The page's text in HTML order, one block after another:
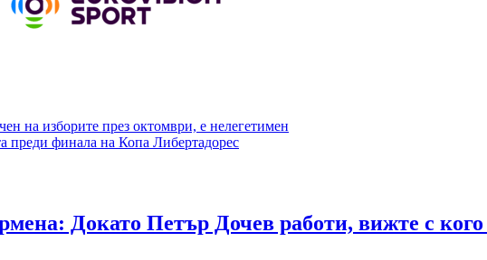
на изборите през октомври, е нелегетимен
преди финала на Копа Либертадорес
Докато Петър Дочев работи, вижте с